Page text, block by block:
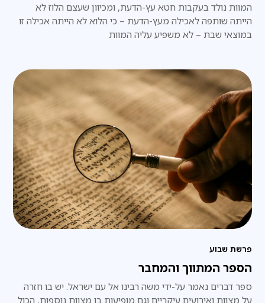
המוות נולד בעקבות חטא עץ-הדעת, ומכיוון שעצם הלוז לא
הייתה שותפה לאכילה מעץ-הדעת – כי הלוא לא הייתה אכילה זו
במוצאי שבת – לא משפיע עליה המוות
פרשת שבוע
הספר המתווך והמחבר
ספר דברים נאמר על-ידי משה רבינו אל עם ישראל. יש בו חזרה
על מצוות ואירועים עיקריים וגם מופיעות בו מצוות נוספות, הכול